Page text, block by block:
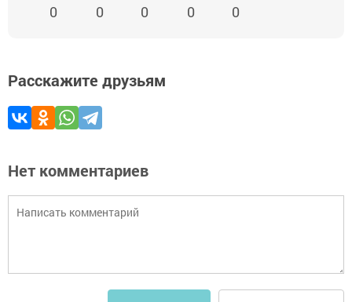
0 0 0 0 0
Расскажите друзьям
Нет комментариев